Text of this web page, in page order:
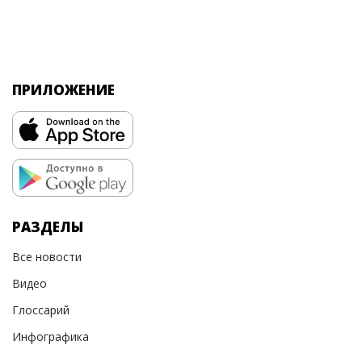
ПРИЛОЖЕНИЕ
РАЗДЕЛЫ
Все новости
Видео
Глоссарий
Инфографика